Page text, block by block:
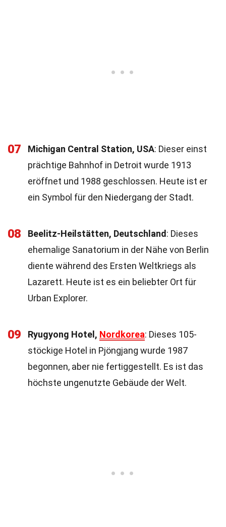
07 Michigan Central Station, USA: Dieser einst
prächtige Bahnhof in Detroit wurde 1913
eröffnet und 1988 geschlossen. Heute ist er
ein Symbol für den Niedergang der Stadt.
08 Beelitz-Heilstätten, Deutschland : Dieses
ehemalige Sanatorium in der Nähe von Berlin
diente während des Ersten Weltkriegs als
Lazarett. Heute ist es ein beliebter Ort für
Urban Explorer.
09 Ryugyong Hotel, Nordkorea: Dieses 105-
stöckige Hotel in Pjöngjang wurde 1987
begonnen, aber nie fertiggestellt. Es ist das
höchste ungenutzte Gebäude der Welt.